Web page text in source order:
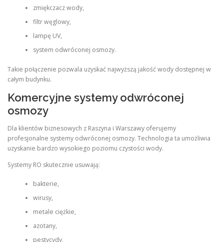
zmiękczacz wody,
filtr węglowy,
lampę UV,
system odwróconej osmozy.
Takie połączenie pozwala uzyskać najwyższą jakość wody dostępnej w
całym budynku.
Komercyjne systemy odwróconej
osmozy
Dla klientów biznesowych z Raszyna i Warszawy oferujemy
profesjonalne systemy odwróconej osmozy. Technologia ta umożliwia
uzyskanie bardzo wysokiego poziomu czystości wody.
Systemy RO skutecznie usuwają:
bakterie,
wirusy,
metale ciężkie,
azotany,
pestycydy,